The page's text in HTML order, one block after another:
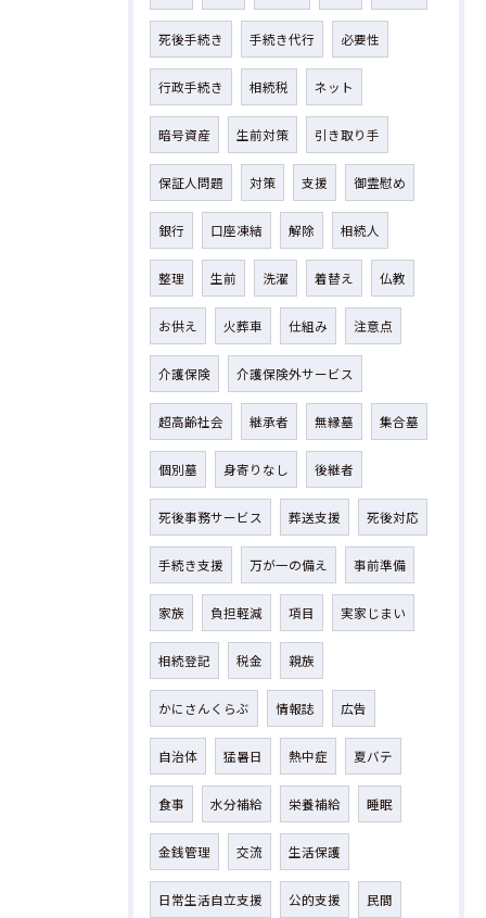
死後手続き 手続き代行 必要性
行政手続き 相続税 ネット
暗号資産 生前対策 引き取り手
保証人問題 対策 支援 御霊慰め
銀行 口座凍結 解除 相続人
整理 生前 洗濯 着替え 仏教
お供え 火葬車 仕組み 注意点
介護保険 介護保険外サービス
超高齢社会 継承者 無縁墓 集合墓
個別墓 身寄りなし 後継者
死後事務サービス 葬送支援 死後対応
手続き支援 万が一の備え 事前準備
家族 負担軽減 項目 実家じまい
相続登記 税金 親族
かにさんくらぶ 情報誌 広告
自治体 猛暑日 熱中症 夏バテ
食事 水分補給 栄養補給 睡眠
金銭管理 交流 生活保護
日常生活自立支援 公的支援 民間